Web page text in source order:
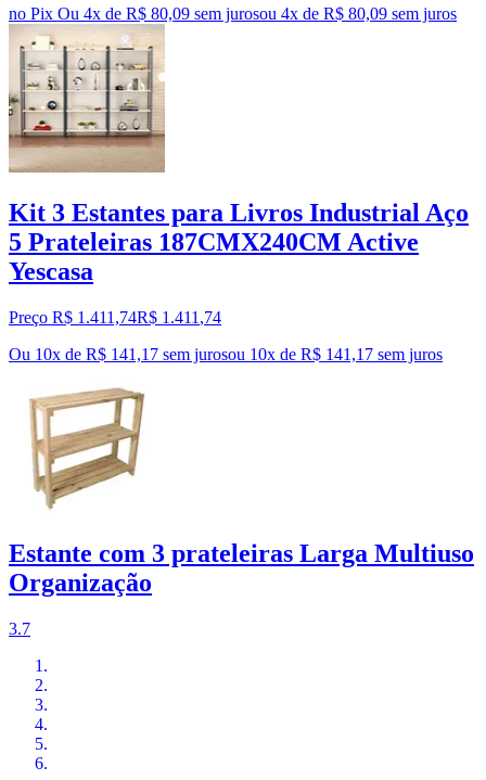
no Pix Ou 4x de R$ 80,09 sem jurosou 4x de R$ 80,09 sem juros
Kit 3 Estantes para Livros Industrial Aço
5 Prateleiras 187CMX240CM Active
Yescasa
Preço R$ 1.411,74R$ 1.411 ,74
Ou 10x de R$ 141,17 sem jurosou 10x de R$ 141,17 sem juros
Estante com 3 prateleiras Larga Multiuso
Organização
3.7